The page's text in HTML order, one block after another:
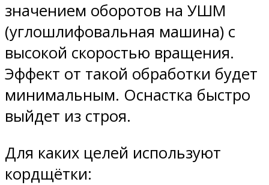
значением оборотов на УШМ
(углошлифовальная машина) с
высокой скоростью вращения.
Эффект от такой обработки будет
минимальным. Оснастка быстро
выйдет из строя.
Для каких целей используют
кордщётки: